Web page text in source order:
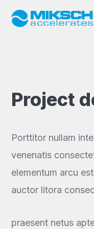
Project
Porttitor nullam
venenatis
elementum arcu
auctor litora
praesent netus